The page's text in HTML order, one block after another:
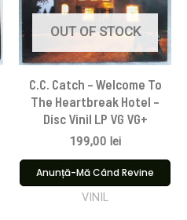
OUT OF STOCK
C.C. Catch – Welcome To
The Heartbreak Hotel –
Disc Vinil LP VG VG+
199,00 lei
Anunță-Mă Când Revine
VINIL